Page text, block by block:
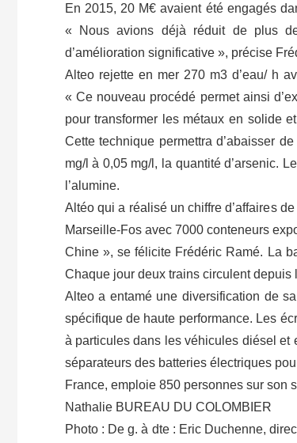
En 2015, 20 M€ avaient été engagés
« Nous avions déjà réduit de plus
d’amélioration significative », précise
Alteo rejette en mer 270 m3 d’eau/ h
« Ce nouveau procédé permet ainsi
pour transformer les métaux en solide
Cette technique permettra d’abaisser
mg/l à 0,05 mg/l, la quantité d’arsenic.
l’alumine.
Altéo qui a réalisé un chiffre d’affaires
Marseille-Fos avec 7000 conteneurs
Chine », se félicite Frédéric Ramé. La
Chaque jour deux trains circulent depuis
Alteo a entamé une diversification de
spécifique de haute performance. Les
à particules dans les véhicules diésel et
séparateurs des batteries électriques
France, emploie 850 personnes sur son
Nathalie BUREAU DU COLOMBIER
Photo : De g. à dte : Eric Duchenne,